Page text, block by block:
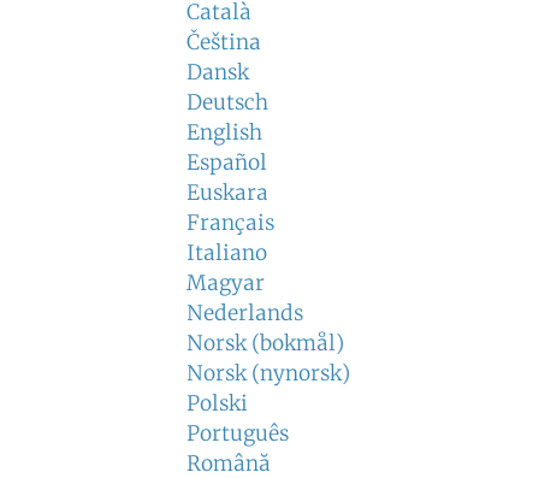
Català
Čeština
Dansk
Deutsch
English
Español
Euskara
Français
Italiano
Magyar
Nederlands
Norsk (bokmål)
Norsk (nynorsk)
Polski
Português
Română